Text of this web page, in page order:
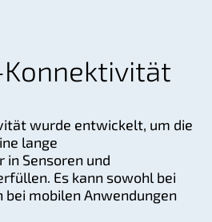
Konnektivität
wurde entwickelt, um die
lange
Sensoren und
Es kann sowohl bei
mobilen Anwendungen